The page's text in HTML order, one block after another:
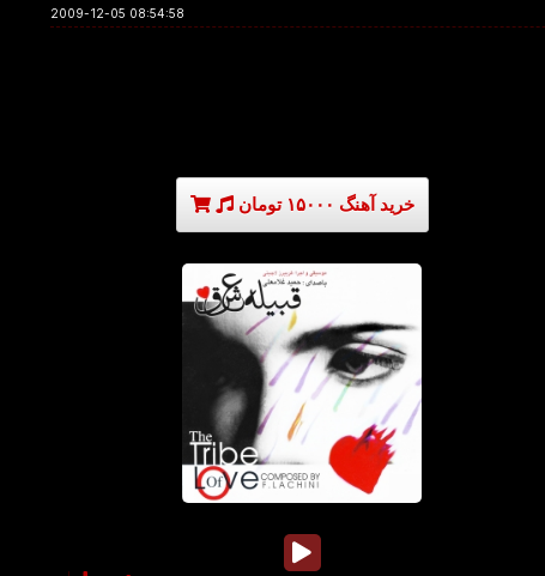
2009-12-05 08:54:58
خرید آهنگ ۱۵۰۰۰ تومان